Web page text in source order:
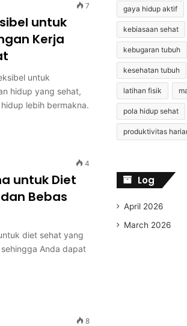
7
untuk
Kerja
untuk
hidup yang sehat,
lebih bermakna.
4
untuk Diet
Bebas
diet sehat yang
Anda dapat
8
gaya hidup aktif
kebiasaan sehat
kebugaran tubuh
kesehatan tubuh
latihan fisik
pola hidup sehat
produktivitas
Log
April 2026
March 2026